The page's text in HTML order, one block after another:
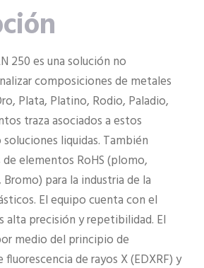
250 es una solución no
composiciones de metales
Plata, Platino, Rodio, Paladio,
traza asociados a estos
liquidas. También
elementos RoHS (plomo,
para la industria de la
El equipo cuenta con el
alta precisión y repetibilidad. El
medio del principio de
de rayos X (EDXRF) y